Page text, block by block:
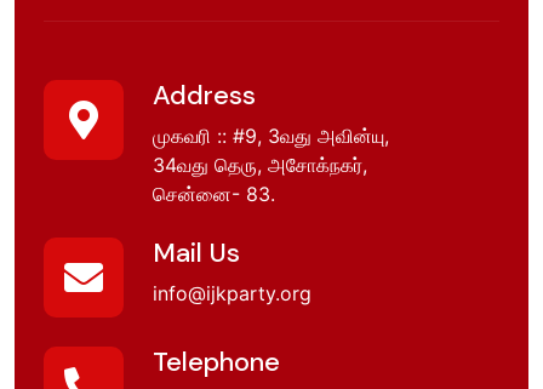
Address
முகவரி :: #9, 3வது அவின்யு,
34வது தெரு, அசோக்நகர்,
சென்னை- 83.
Mail Us
info@ijkparty.org
Telephone